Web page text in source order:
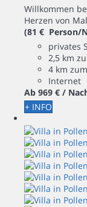
Willkommen
Herzen von
(81 € Person/
privates
2,5 km
4 km
Internet
Ab 969 € /
+ INFO